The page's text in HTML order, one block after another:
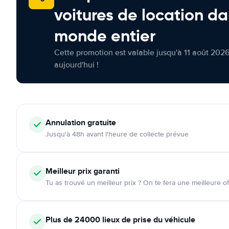
voitures de location
monde entier
Cette promotion est valable jusqu'à 11 août
aujourd'hui !
Annulationgratuite
Jusqu'à 48h avant l'heure de collecte prévue
Meilleur prix garanti
Tu as trouvé un meilleur prix ? On te fera une meilleure
Plus de 24000 lieux de prise du véhicule